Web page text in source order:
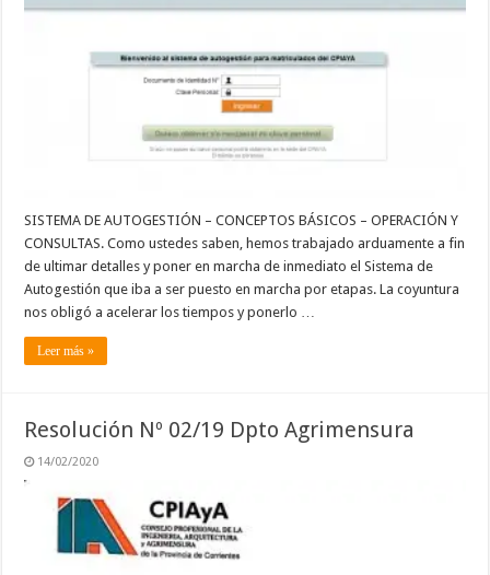
SISTEMA DE AUTOGESTIÓN – CONCEPTOS BÁSICOS – OPERACIÓN Y
CONSULTAS. Como ustedes saben, hemos trabajado arduamente a fin
de ultimar detalles y poner en marcha de inmediato el Sistema de
Autogestión que iba a ser puesto en marcha por etapas. La coyuntura
nos obligó a acelerar los tiempos y ponerlo …
Leer más »
Resolución Nº 02/19 Dpto Agrimensura
14/02/2020